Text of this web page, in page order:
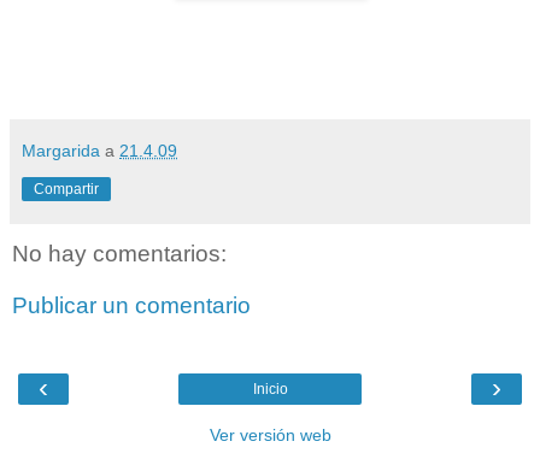
Margarida a 21.4.09
Compartir
No hay comentarios:
Publicar un comentario
‹ ›
Inicio
Ver versión web